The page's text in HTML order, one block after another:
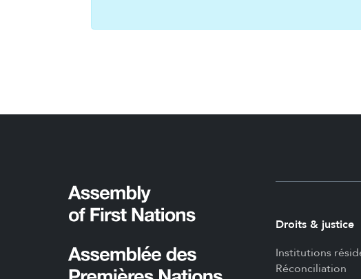
Droits & justice
Institutions
Réconciliation